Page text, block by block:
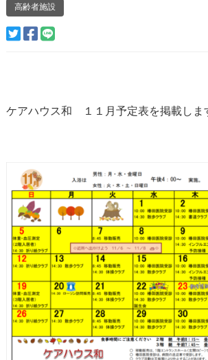
高齢者施設
ケアハウス和 １１月予定表を掲載しま